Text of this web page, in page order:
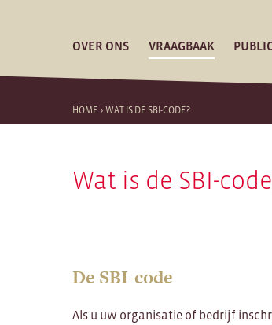
OVER ONS VRAAGBAAK
HOME >WAT IS DE SBI-CODE?
Wat is de SBI-
De SBI-code
Als u uw organisatie of bedrijf